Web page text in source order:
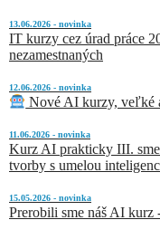
13.06.2026 - novinka
IT kurzy cez úrad práce
nezamestnaných
12.06.2026 - novinka
Nové AI kurzy, veľké
11.06.2026 - novinka
Kurz AI prakticky III.
tvorby s umelou
15.05.2026 - novinka
Prerobili sme náš AI kurz